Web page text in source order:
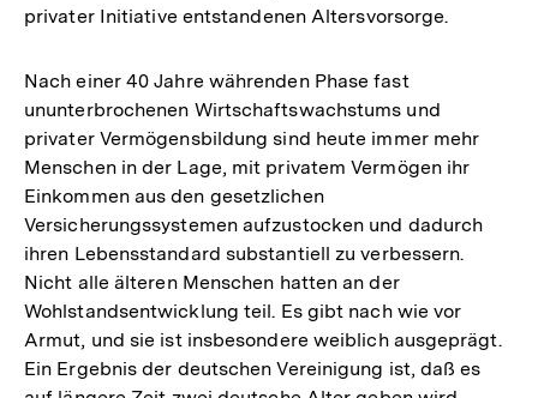
privater Initiative entstandenen Altersvorsorge.
Nach einer 40 Jahre währenden Phase fast
ununterbrochenen Wirtschaftswachstums und
privater Vermögensbildung sind heute immer mehr
Menschen in der Lage, mit privatem Vermögen ihr
Einkommen aus den gesetzlichen
Versicherungssystemen aufzustocken und dadurch
ihren Lebensstandard substantiell zu verbessern.
Nicht alle älteren Menschen hatten an der
Wohlstandsentwicklung teil. Es gibt nach wie vor
Armut, und sie ist insbesondere weiblich ausgeprägt.
Ein Ergebnis der deutschen Vereinigung ist, daß es